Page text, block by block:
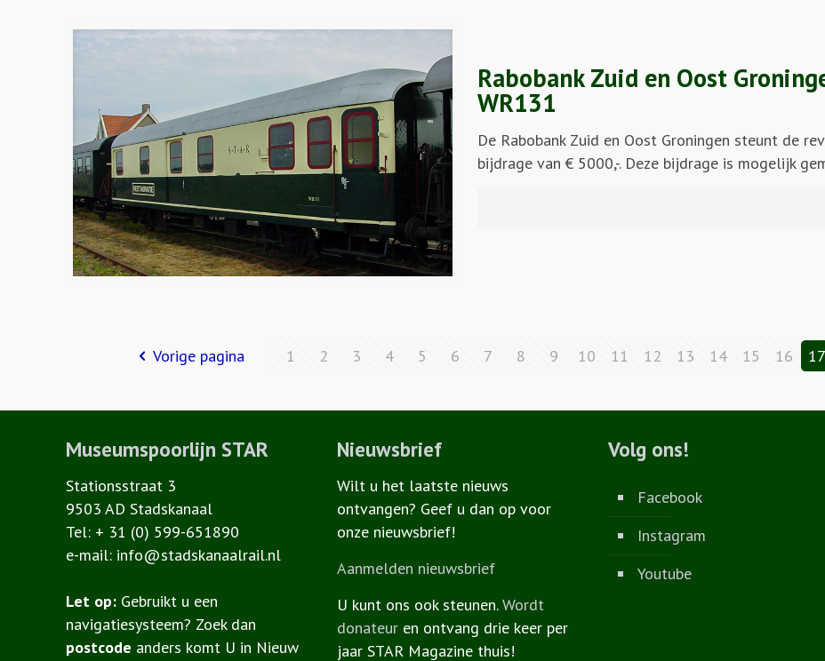
Rabobank Zuid en Oost
WR131
De Rabobank Zuid en Oost Groningen steunt de
bijdrage van € 5000,-. Deze bijdrage is mogelijk
Vorige pagina 1 2 3 4 5 6 7 8 9 10 11 12 13 14 15 16 17
Museumspoorlijn STAR
Stationsstraat 3
9503 AD Stadskanaal
Tel: + 31 (0) 599-651890
e-mail: info@stadskanaalrail.nl
Let op: Gebruikt u een
navigatiesysteem? Zoek dan
postcode anders komt U in Nieuw
Nieuwsbrief
Wilt u het laatste nieuws
ontvangen? Geef u dan op voor
onze nieuwsbrief!
Aanmelden nieuwsbrief
U kunt ons ook steunen.Wordt
donateur en ontvang drie keer per
jaar STAR Magazine thuis!
Volg ons!
Facebook
Instagram
Youtube